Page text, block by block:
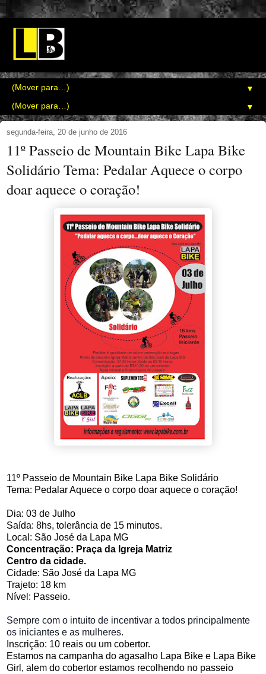
▼
▼
segunda-feira, 20 de junho de 2016
11º Passeio de Mountain Bike Lapa Bike
Solidário Tema: Pedalar Aquece o corpo
doar aquece o coração!
11º Passeio de Mountain Bike Lapa Bike Solidário
Tema: Pedalar Aquece o corpo doar aquece o coração!
Dia: 03 de Julho
Saída: 8hs, tolerância de 15 minutos.
Local: São José da Lapa MG
Concentração: Praça da Igreja Matriz
Centro da cidade.
Cidade: São José da Lapa MG
Trajeto: 18 km
Nível: Passeio.
Sempre com o intuito de incentivar a todos principalmente
os iniciantes e as mulheres.
Inscrição: 10 reais ou um cobertor.
Estamos na campanha do agasalho Lapa Bike e Lapa Bike
Girl, alem do cobertor estamos recolhendo no passeio